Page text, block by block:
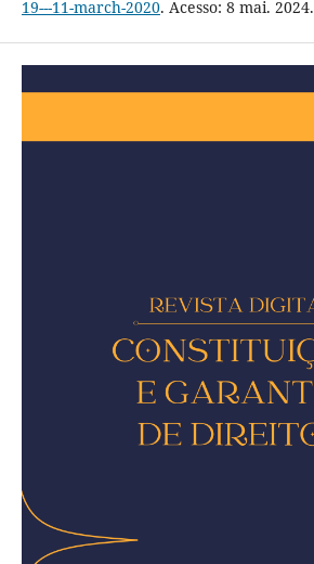
19---11-march-2020. Acesso: 8 mai. 2024.